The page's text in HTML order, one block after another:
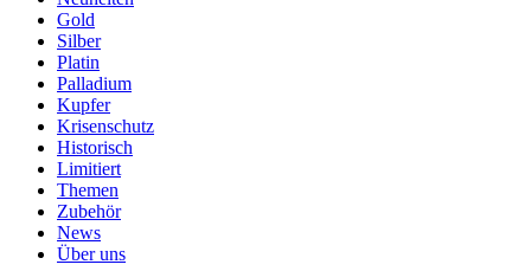
Gold
Silber
Platin
Palladium
Kupfer
Krisenschutz
Historisch
Limitiert
Themen
Zubehör
News
Über uns